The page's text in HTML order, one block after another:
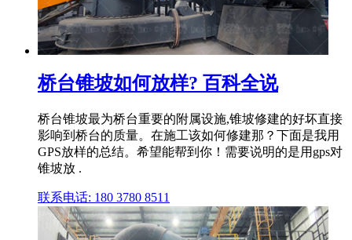
桥台锥坡如何放样? 百科全说
桥台锥坡最为桥台重要的附属设施,锥坡修建的好坏直接
影响到桥台的质量。在施工该如何修建那？下面是我用
GPS放样的总结。希望能帮到你！需要说明的是用gps对
锥坡放 .
联系电话: 180 3780 8511